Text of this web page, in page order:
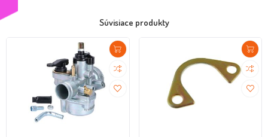
Súvisiace produkty